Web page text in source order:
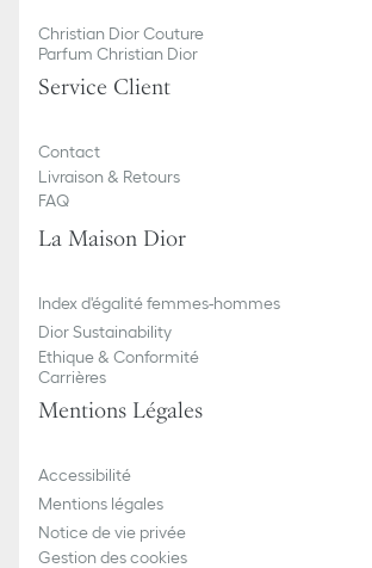
Christian Dior Couture
Parfum Christian Dior
Service Client
Contact
Livraison & Retours
FAQ
La Maison Dior
Index d'égalité femmes-hommes
Dior Sustainability
Ethique & Conformité
Carrières
Mentions Légales
Accessibilité
Mentions légales
Notice de vie privée
Gestion des cookies